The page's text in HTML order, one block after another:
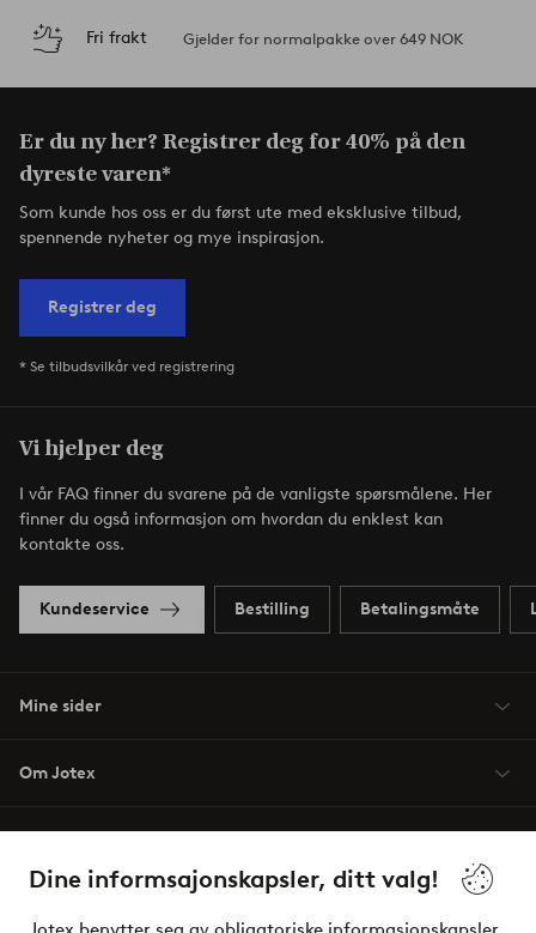
Dine informsajonskapsler, ditt valg!
Fri frakt Gjelder for normalpakke over 649 NOK
Er du ny her? Registrer deg for 40% på den
dyreste varen*
Som kunde hos oss er du først ute med eksklusive tilbud,
spennende nyheter og mye inspirasjon.
Registrer deg
* Se tilbudsvilkår ved registrering
Vi hjelper deg
I vår FAQ finner du svarene på de vanligste spørsmålene. Her
finner du også informasjon om hvordan du enklest kan
kontakte oss.
Kundeservice Bestilling Betalingsmåte
Mine sider
Om Jotex